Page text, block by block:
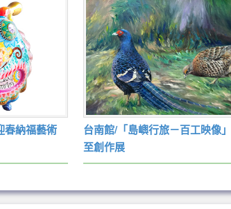
春納福藝術
台南館/「島嶼行旅－百工映像
至創作展